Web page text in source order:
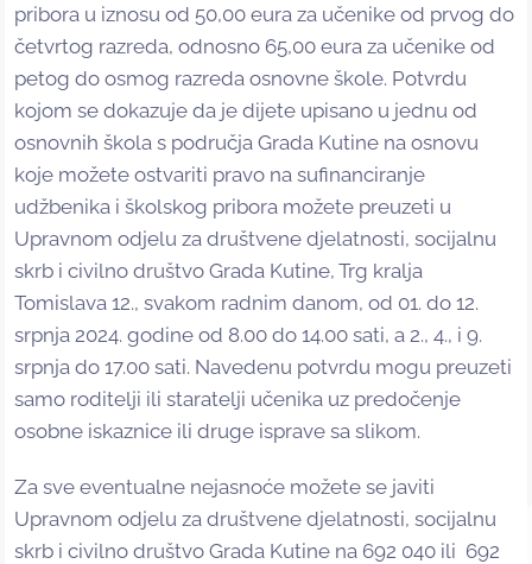
pribora u iznosu od 50,00 eura za učenike od prvog do
četvrtog razreda, odnosno 65,00 eura za učenike od
petog do osmog razreda osnovne škole. Potvrdu
kojom se dokazuje da je dijete upisano u jednu od
osnovnih škola s područja Grada Kutine na osnovu
koje možete ostvariti pravo na sufinanciranje
udžbenika i školskog pribora možete preuzeti u
Upravnom odjelu za društvene djelatnosti, socijalnu
skrb i civilno društvo Grada Kutine, Trg kralja
Tomislava 12., svakom radnim danom, od 01. do 12.
srpnja 2024. godine od 8.00 do 14.00 sati, a 2., 4., i 9.
srpnja do 17.00 sati. Navedenu potvrdu mogu preuzeti
samo roditelji ili staratelji učenika uz predočenje
osobne iskaznice ili druge isprave sa slikom.
Za sve eventualne nejasnoće možete se javiti
Upravnom odjelu za društvene djelatnosti, socijalnu
skrb i civilno društvo Grada Kutine na 692 040 ili 692